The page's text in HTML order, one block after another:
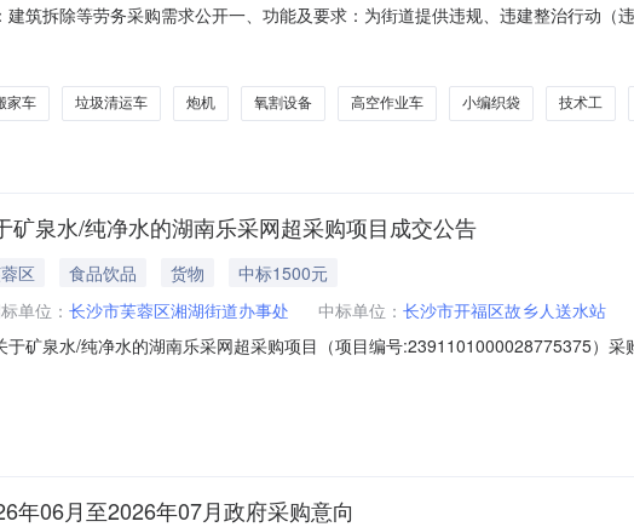
筑拆除等劳务采购需求公开一、功能及要求：为街道提供违规、违建整治行动（
招牌，违章建筑等）、市容秩序管理维护（市容市貌整治，建筑垃圾清理清运）
电氧
家车 垃圾清运车 炮机 氧割设备 高空作业车 小编织袋 技术工
矿泉水/纯净水的湖南乐采网超采购项目成交公告
区 食品饮品 货物
中标1500元
单位： 长沙市芙蓉区湘湖街道办事处 中标单位： 长沙市开福区故乡人送水站
矿泉水/纯净水的湖南乐采网超采购项目（项目编号:2391101000028775375）
购单位信息采购单位名称：长沙市芙蓉区湘湖街道办事处采购单位地址：长沙市芙
年06月至2026年07月政府采购意向